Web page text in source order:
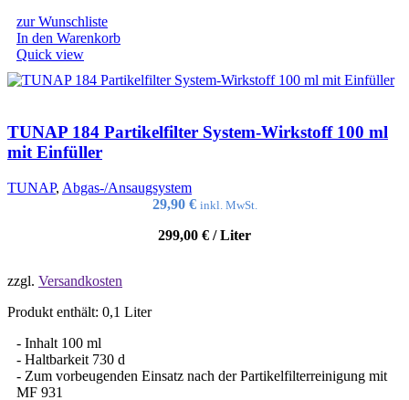
zur Wunschliste
In den Warenkorb
Quick view
TUNAP 184 Partikelfilter System-Wirkstoff 100 ml
mit Einfüller
TUNAP, Abgas-/Ansaugsystem
29,90 € inkl. MwSt.
299,00 € /Liter
zzgl. Versandkosten
Produkt enthält: 0,1 Liter
- Inhalt 100 ml
- Haltbarkeit 730 d
- Zum vorbeugenden Einsatz nach der Partikelfilterreinigung mit
MF 931